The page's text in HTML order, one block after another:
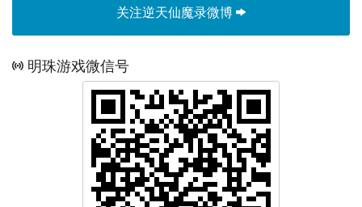
关注逆天仙魔录微博
明珠游戏微信号